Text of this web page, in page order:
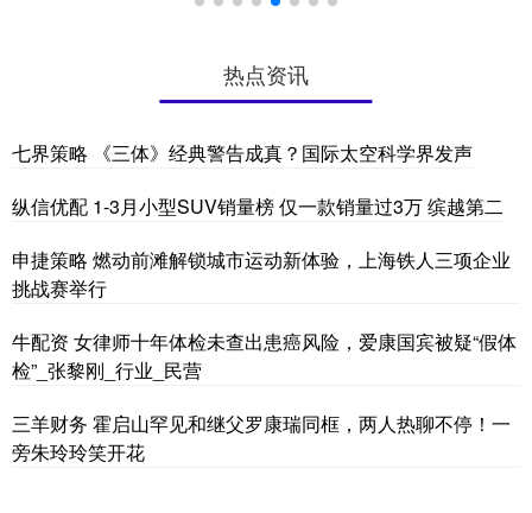
热点资讯
七界策略 《三体》经典警告成真？国际太空科学界发声
纵信优配 1-3月小型SUV销量榜 仅一款销量过3万 缤越第二
申捷策略 燃动前滩解锁城市运动新体验，上海铁人三项企业
挑战赛举行
牛配资 女律师十年体检未查出患癌风险，爱康国宾被疑“假体
检”_张黎刚_行业_民营
三羊财务 霍启山罕见和继父罗康瑞同框，两人热聊不停！一
旁朱玲玲笑开花